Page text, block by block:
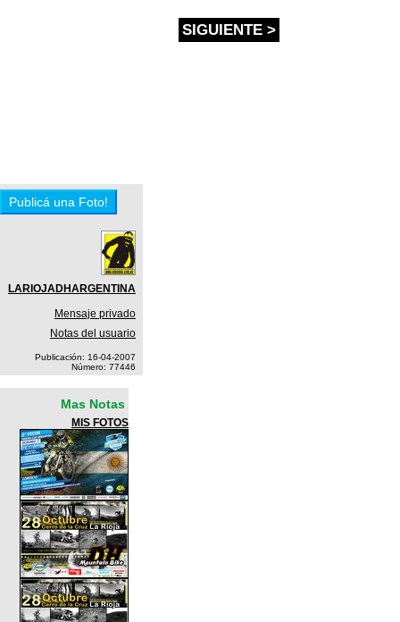
SIGUIENTE >
LARIOJADHARGENTINA
Mensaje privado
Notas del usuario
Publicación: 16-04-2007
Número: 77446
Mas Notas
MIS FOTOS